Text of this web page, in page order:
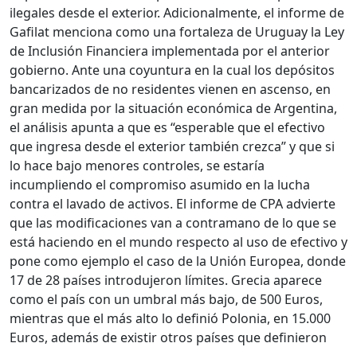
ilegales desde el exterior. Adicionalmente, el informe de
Gafilat menciona como una fortaleza de Uruguay la Ley
de Inclusión Financiera implementada por el anterior
gobierno. Ante una coyuntura en la cual los depósitos
bancarizados de no residentes vienen en ascenso, en
gran medida por la situación económica de Argentina,
el análisis apunta a que es “esperable que el efectivo
que ingresa desde el exterior también crezca” y que si
lo hace bajo menores controles, se estaría
incumpliendo el compromiso asumido en la lucha
contra el lavado de activos. El informe de CPA advierte
que las modificaciones van a contramano de lo que se
está haciendo en el mundo respecto al uso de efectivo y
pone como ejemplo el caso de la Unión Europea, donde
17 de 28 países introdujeron límites. Grecia aparece
como el país con un umbral más bajo, de 500 Euros,
mientras que el más alto lo definió Polonia, en 15.000
Euros, además de existir otros países que definieron